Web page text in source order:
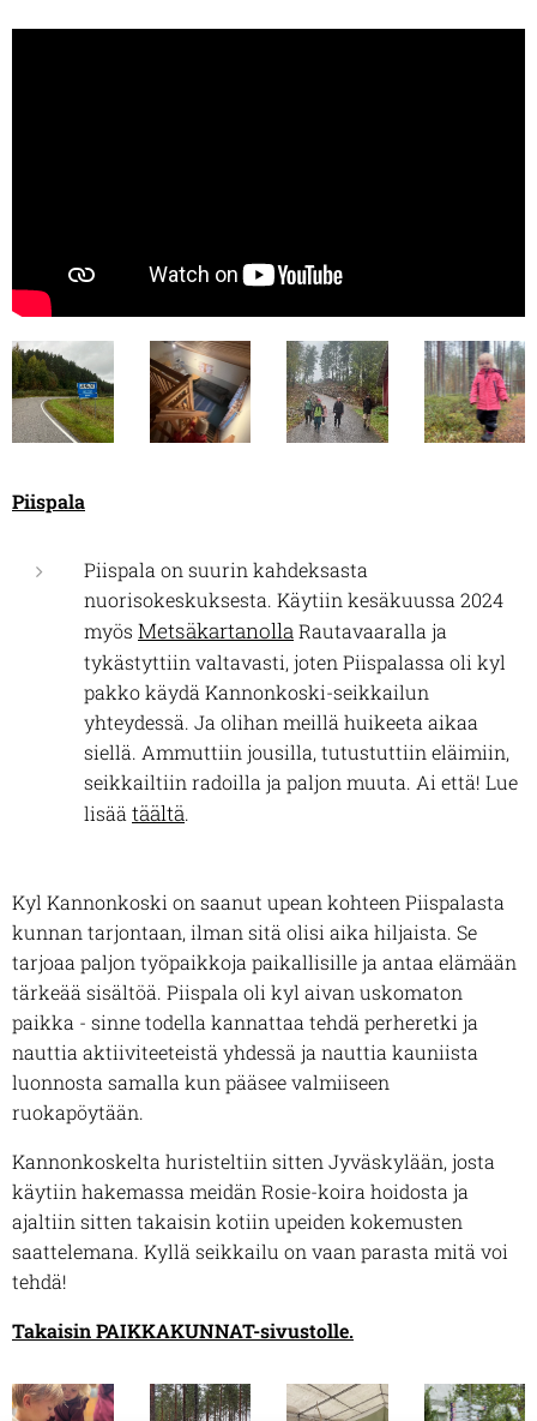
Piispala
Piispala on suurin kahdeksasta
nuorisokeskuksesta. Käytiin kesäkuussa 2024
myös MetsäkartanollaRautavaaralla ja
tykästyttiin valtavasti, joten Piispalassa oli kyl
pakko käydä Kannonkoski-seikkailun
yhteydessä. Ja olihan meillä huikeeta aikaa
siellä. Ammuttiin jousilla, tutustuttiin eläimiin,
seikkailtiin radoilla ja paljon muuta. Ai että! Lue
lisää täältä.
Kyl Kannonkoski on saanut upean kohteen Piispalasta
kunnan tarjontaan, ilman sitä olisi aika hiljaista. Se
tarjoaa paljon työpaikkoja paikallisille ja antaa elämään
tärkeää sisältöä. Piispala oli kyl aivan uskomaton
paikka - sinne todella kannattaa tehdä perheretki ja
nauttia aktiiviteeteistä yhdessä ja nauttia kauniista
luonnosta samalla kun pääsee valmiiseen
ruokapöytään.
Kannonkoskelta huristeltiin sitten Jyväskylään, josta
käytiin hakemassa meidän Rosie-koira hoidosta ja
ajaltiin sitten takaisin kotiin upeiden kokemusten
saattelemana. Kyllä seikkailu on vaan parasta mitä voi
tehdä!
Takaisin PAIKKAKUNNAT-sivustolle.